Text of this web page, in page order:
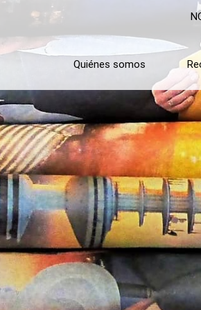
Quiénes somos